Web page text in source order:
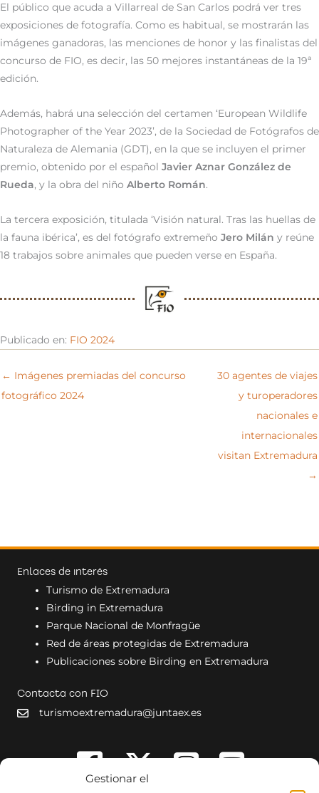
Gestionar el
El público que acuda a Villarreal de San Carlos podrá ver tres
exposiciones de fotografía. Como es habitual, se mostrarán las
imágenes ganadoras, las menciones de honor y las finalistas del
concurso de FIO, es decir, las 50 mejores instantáneas de la 19ª
edición.
Además, habrá una selección del certamen ‘European Wildlife
Photographer of the Year 2023’, de la Sociedad de Fotógrafos de
Naturaleza de Alemania (GDT), en la que se incluyen el primer
premio, obtenido por el español Javier Aznar González de
Rueda, y la obra del niño Alberto Román.
La tercera exposición, titulada ‘Visión natural. Tras las huellas de
la fauna ibérica’, es del fotógrafo extremeño Jero Milán y reúne
18 trabajos sobre animales que pueden verse en España.
Publicado en: FIO 2024
← Imágenes premiadas del concurso
fotográfico 2024
30 agentes de viajes
y turoperadores
nacionales e
internacionales
visitan Extremadura
→
Enlaces de interés
Turismo de Extremadura
Birding in Extremadura
Parque Nacional de Monfragüe
Red de áreas protegidas de Extremadura
Publicaciones sobre Birding en Extremadura
Contacta con FIO
turismoextremadura@juntaex.es